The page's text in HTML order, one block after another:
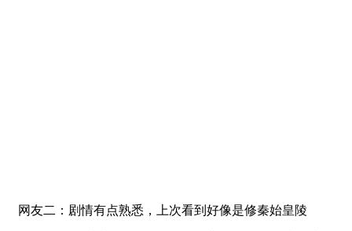
网友二：剧情有点熟悉，上次看到好像是修秦始皇陵